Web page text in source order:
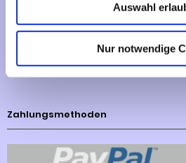
Auswahl
Nur notwendige
Zahlungsmethoden